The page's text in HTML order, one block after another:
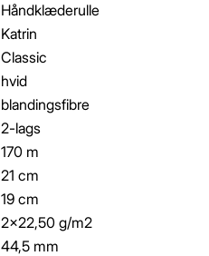
Håndklæderulle
Katrin
Classic
hvid
blandingsfibre
2-lags
170 m
21 cm
19 cm
2x22,50 g/m2
44,5 mm